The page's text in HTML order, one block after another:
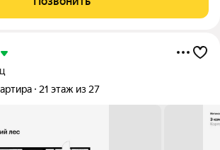
- 15 минут пешком
21 этаж из 27